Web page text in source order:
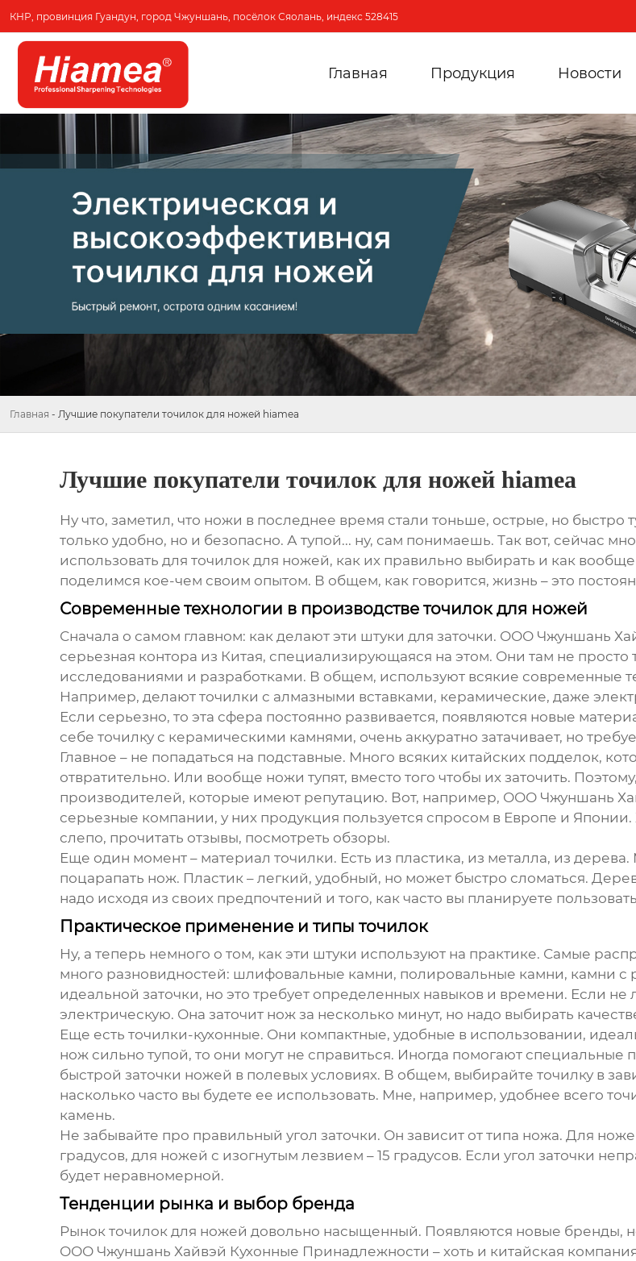
КНР, провинция Гуандун, город Чжуншань, посёлок Сяолань, индекс 528415
Главная Продукция Новости
Главная - Лучшие покупатели точилок для ножей hiamea
Лучшие покупатели точилок для ножей hiamea
Ну что, заметил, что ножи в последнее время стали тоньше, острые, но быстро
только удобно, но и безопасно. А тупой... ну, сам понимаешь. Так вот, сейчас
использовать для точилок для ножей, как их правильно выбирать и как
поделимся кое-чем своим опытом. В общем, как говорится, жизнь – это
Современные технологии в производстве точилок для ножей
Сначала о самом главном: как делают эти штуки для заточки. ООО Чжуншань
серьезная контора из Китая, специализирующаяся на этом. Они там не просто
исследованиями и разработками. В общем, используют всякие современные
Например, делают точилки с алмазными вставками, керамические, даже
Если серьезно, то эта сфера постоянно развивается, появляются новые
себе точилку с керамическими камнями, очень аккуратно затачивает, но
Главное – не попадаться на подставные. Много всяких китайских подделок,
отвратительно. Или вообще ножи тупят, вместо того чтобы их заточить.
производителей, которые имеют репутацию. Вот, например, ООО Чжуншань
серьезные компании, у них продукция пользуется спросом в Европе и
слепо, прочитать отзывы, посмотреть обзоры.
Еще один момент – материал точилки. Есть из пластика, из металла, из
поцарапать нож. Пластик – легкий, удобный, но может быстро сломаться.
надо исходя из своих предпочтений и того, как часто вы планируете
Практическое применение и типы точилок
Ну, а теперь немного о том, как эти штуки используют на практике. Самые
много разновидностей: шлифовальные камни, полировальные камни, камни
идеальной заточки, но это требует определенных навыков и времени. Если не
электрическую. Она заточит нож за несколько минут, но надо выбирать
Еще есть точилки-кухонные. Они компактные, удобные в использовании,
нож сильно тупой, то они могут не справиться. Иногда помогают
быстрой заточки ножей в полевых условиях. В общем, выбирайте точилку в
насколько часто вы будете ее использовать. Мне, например, удобнее всего
камень.
Не забывайте про правильный угол заточки. Он зависит от типа ножа. Для
градусов, для ножей с изогнутым лезвием – 15 градусов. Если угол заточки
будет неравномерной.
Тенденции рынка и выбор бренда
Рынок точилок для ножей довольно насыщенный. Появляются новые бренды,
ООО Чжуншань Хайвэй Кухонные Принадлежности – хоть и китайская